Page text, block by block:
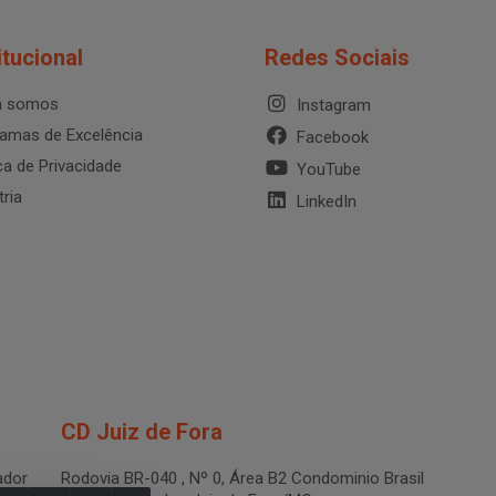
somos
de Excelência
de Privacidade
Redes Sociais
Instagram
Facebook
YouTube
LinkedIn
CD Juiz de Fora
Rodovia BR-040 , Nº 0, Área B2 Condominio Brasil